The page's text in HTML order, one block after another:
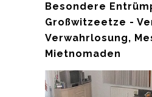
Besondere
Großwitzeetze -
Verwahrlosung,
Mietnomaden